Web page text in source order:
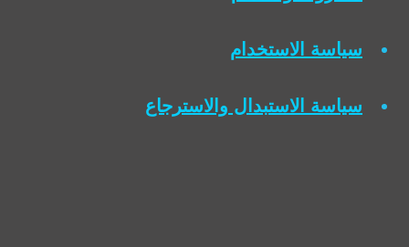
سياسة الاستخدام
سياسة الاستبدال والاسترجاع